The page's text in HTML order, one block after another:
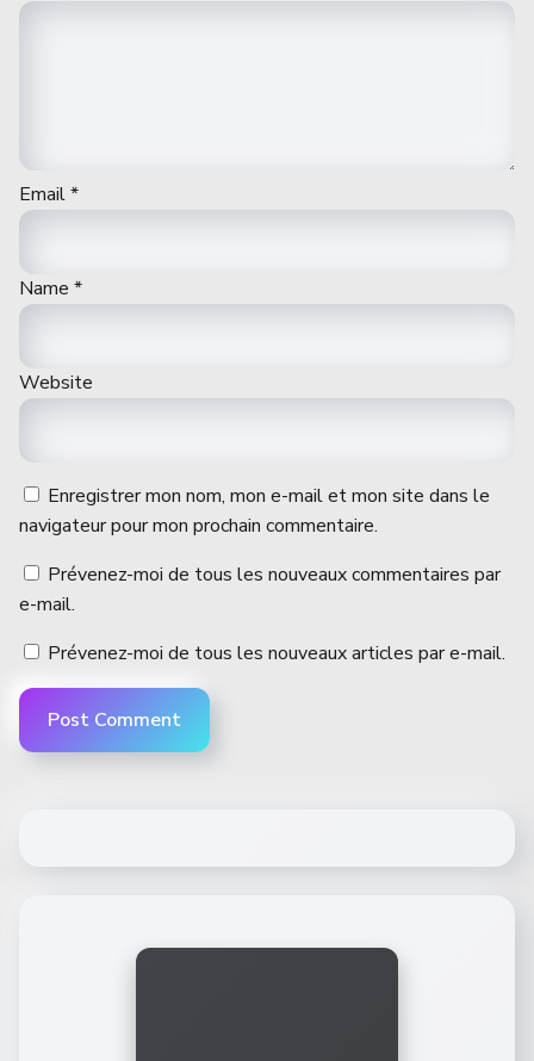
Email*
Name *
Website
Enregistrer mon nom, mon e-mail et mon site dans le
navigateur pour mon prochain commentaire.
Prévenez-moi de tous les nouveaux commentaires par
e-mail.
Prévenez-moi de tous les nouveaux articles par e-mail.